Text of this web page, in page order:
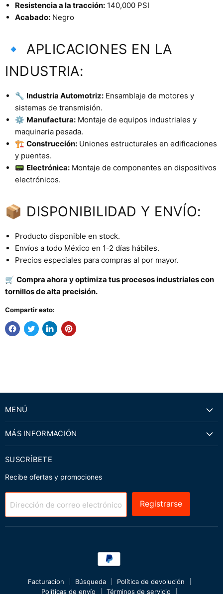
Resistencia a la tracción: 140,000 PSI
Acabado: Negro
🔹 APLICACIONES EN LA
INDUSTRIA:
🔧 Industria Automotriz: Ensamblaje de motores y
sistemas de transmisión.
⚙️ Manufactura: Montaje de equipos industriales y
maquinaria pesada.
🏗️ Construcción: Uniones estructurales en edificaciones
y puentes.
📟 Electrónica: Montaje de componentes en dispositivos
electrónicos.
📦 DISPONIBILIDAD Y ENVÍO:
Producto disponible en stock.
Envíos a todo México en 1-2 días hábiles.
Precios especiales para compras al por mayor.
🛒 Compra ahora y optimiza tus procesos industriales con
tornillos de alta precisión.
Compartir esto:
MENÚ
MÁS INFORMACIÓN
SUSCRÍBETE
Recibe ofertas y promociones
Dirección de correo electrónico Registrarse
Facturacion Búsqueda
Política de devolución
Políticas de envío
Términos de servicio